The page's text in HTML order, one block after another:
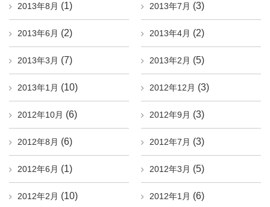
2013年8月 (1) 2013年7月 (3)
2013年6月 (2) 2013年4月 (2)
2013年3月 (7) 2013年2月 (5)
2013年1月 (10) 2012年12月 (3)
2012年10月 (6) 2012年9月 (3)
2012年8月 (6) 2012年7月 (3)
2012年6月 (1) 2012年3月 (5)
2012年2月 (10) 2012年1月 (6)